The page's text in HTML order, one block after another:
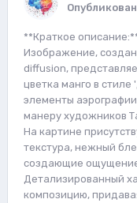
**Краткое
Изображение,
diffusion,
цветка манго в
элементы
манеру художников
На картине
текстура, нежный
создающие ощущение
Детализированный
композицию,